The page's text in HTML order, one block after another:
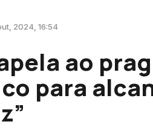
2024, 16:54
apela ao
para